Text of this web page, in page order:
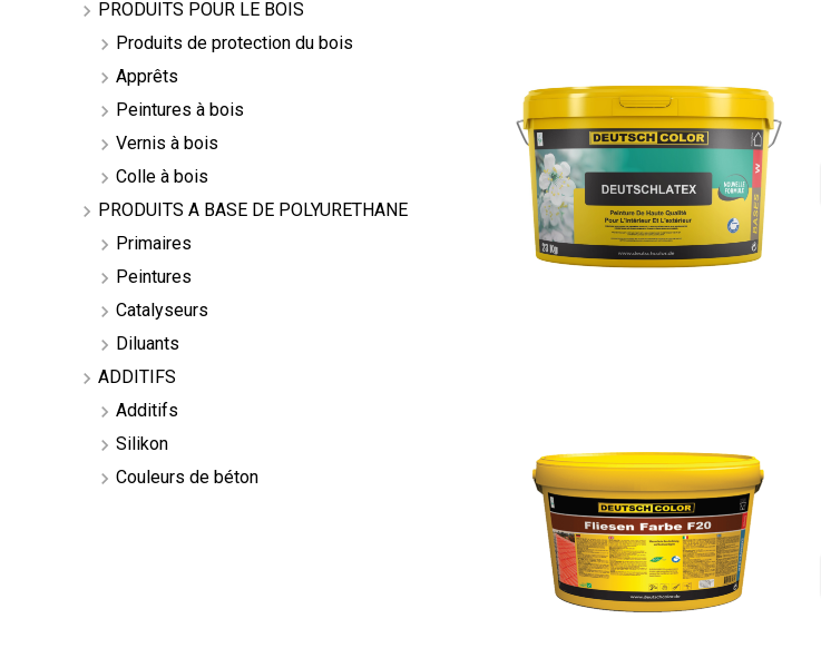
PRODUITS POUR LE BOIS
Produits de protection du bois
Apprêts
Peintures à bois
Vernis à bois
Colle à bois
PRODUITS A BASE DE POLYURETHANE
Primaires
Peintures
Catalyseurs
Diluants
ADDITIFS
Additifs
Silikon
Couleurs de béton